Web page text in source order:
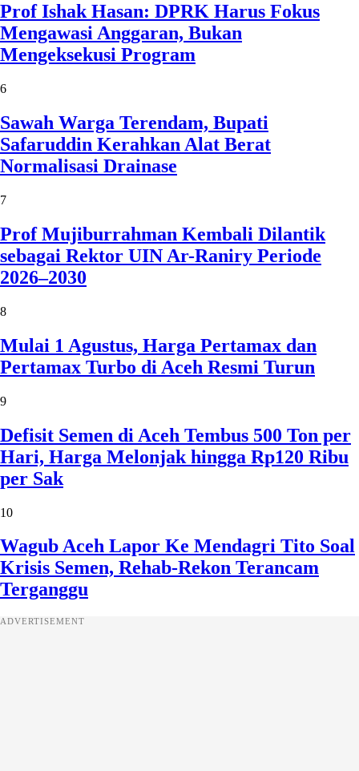
Prof Ishak Hasan: DPRK Harus Fokus
Mengawasi Anggaran, Bukan
Mengeksekusi Program
6
Sawah Warga Terendam, Bupati
Safaruddin Kerahkan Alat Berat
Normalisasi Drainase
7
Prof Mujiburrahman Kembali Dilantik
sebagai Rektor UIN Ar-Raniry Periode
2026–2030
8
Mulai 1 Agustus, Harga Pertamax dan
Pertamax Turbo di Aceh Resmi Turun
9
Defisit Semen di Aceh Tembus 500 Ton per
Hari, Harga Melonjak hingga Rp120 Ribu
per Sak
10
Wagub Aceh Lapor Ke Mendagri Tito Soal
Krisis Semen, Rehab-Rekon Terancam
Terganggu
ADVERTISEMENT